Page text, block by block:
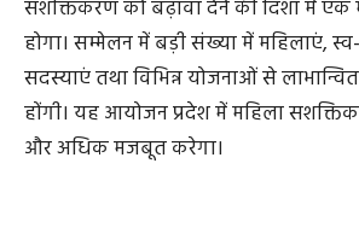
अंतरराष्ट्रीय महिला दिवस के अवसर पर
वृहद सम्मेलन महिलाओं के सम्मान,
सशक्तिकरण को बढ़ावा देने की दिशा में
होगा। सम्मेलन में बड़ी संख्या में महिलाएं,
सदस्याएं तथा विभिन्न योजनाओं से लाभान्वित